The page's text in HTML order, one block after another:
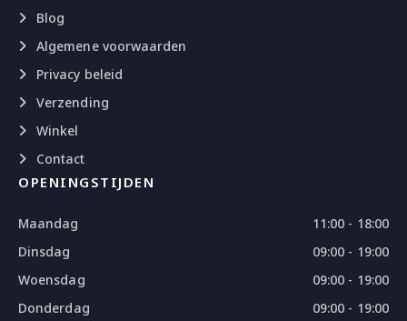
Blog
Algemene voorwaarden
Privacy beleid
Verzending
Winkel
Contact
OPENINGSTIJDEN
Maandag
11:00 - 18:00
Dinsdag
09:00 - 19:00
Woensdag
09:00 - 19:00
Donderdag
09:00 - 19:00